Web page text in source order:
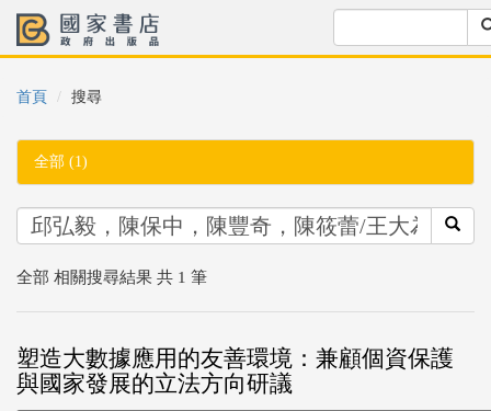
首頁 搜尋
全部 (1)
全部 相關搜尋結果 共 1 筆
塑造大數據應用的友善環境：兼顧個資保護
與國家發展的立法方向研議